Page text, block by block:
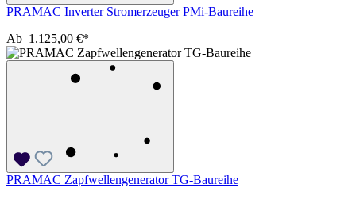
PRAMAC Inverter Stromerzeuger PMi-Baureihe
Ab 1.125,00 €*
PRAMAC Zapfwellengenerator TG-Baureihe